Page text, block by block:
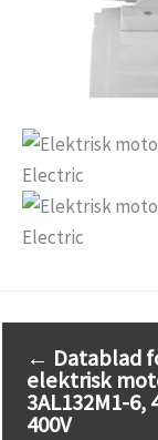
← Datablad
elektrisk
3AL132M1-6,
400V